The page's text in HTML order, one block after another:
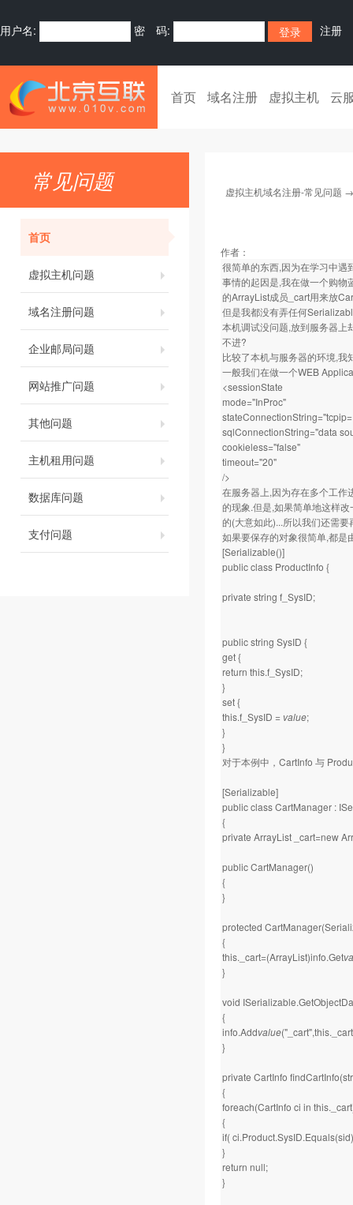
用户名: 密 码: 注册
首页 域名注册 虚拟主机 云
常见问题
首页
虚拟主机问题
域名注册问题
企业邮局问题
网站推广问题
其他问题
主机租用问题
数据库问题
支付问题
虚拟主机域名注册-常见问题
作者：
很简单的东西,因为在学习中遇
事情的起因是,我在做一个购
的ArrayList成员_cart用来放
但是我都没有弄任何
本机调试没问题,放到服务器上
不进?
比较了本机与服务器的环境,
一般我们在做一个WEB
<sessionState
mode="InProc"
sqlConnectionString="data
cookieless="false"
timeout="20"
/>
在服务器上,因为存在多个工
的现象.但是,如果简单地这样
的(大意如此)...所以我们还需
如果要保存的对象很简单,都是
[Serializable()]
public class ProductInfo {
private string f_SysID;
public string SysID {
get {
return this.f_SysID;
}
set {
this.f_SysID = value;
}
}
对于本例中，CartInfo 与
[Serializable]
public class CartManager :
{
private ArrayList _cart=new
public CartManager()
{
}
protected
{
this._cart=(ArrayList)info.Get
}
void
{
info.Addvalue
}
private CartInfo
{
foreach(CartInfo ci in
{
if(
}
return null;
}